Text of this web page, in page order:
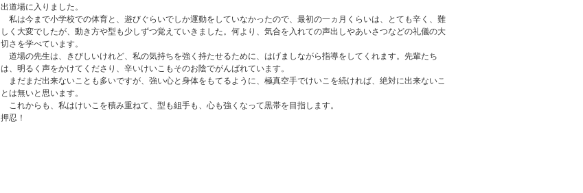
出道場に入りました。
私は今まで小学校での体育と、遊びぐらいでしか運動をしていなかったので、最初の一ヵ月くらいは、とても辛く、難
しく大変でしたが、動き方や型も少しずつ覚えていきました。何より、気合を入れての声出しやあいさつなどの礼儀の大
切さを学べています。
道場の先生は、きびしいけれど、私の気持ちを強く持たせるために、はげましながら指導をしてくれます。先輩たち
は、明るく声をかけてくださり、辛いけいこもそのお陰でがんばれています。
まだまだ出来ないことも多いですが、強い心と身体をもてるように、極真空手でけいこを続ければ、絶対に出来ないこ
とは無いと思います。
これからも、私はけいこを積み重ねて、型も組手も、心も強くなって黒帯を目指します。
押忍！